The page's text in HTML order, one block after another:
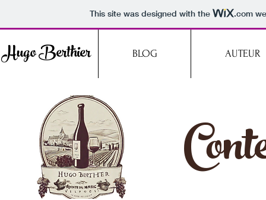
This site was designed with the .com
Hugo Berthier BLOG AUTEUR